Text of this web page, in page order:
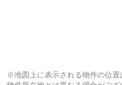
※地図上に表示される物件の位